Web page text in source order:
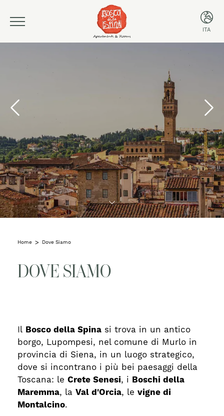
ITA
Home Dove Siamo
DOVE SIAMO
Il Bosco della Spina si trova in un antico
borgo, Lupompesi, nel comune di Murlo in
provincia di Siena, in un luogo strategico,
dove si incontrano i più bei paesaggi della
Toscana: le Crete Senesi, i Boschi della
Maremma, la Val d'Orcia, le vigne di
Montalcino.